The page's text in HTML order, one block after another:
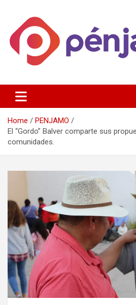
content
Penjamotv
Gto y la region.
Home
PENJAMO
El “Gordo” Balver comparte sus
comunidades.